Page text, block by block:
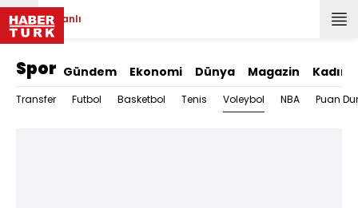
Canlı
Spor Gündem Ekonomi Dünya Magazin Kadın
Transfer Futbol Basketbol Tenis Voleybol NBA Puan